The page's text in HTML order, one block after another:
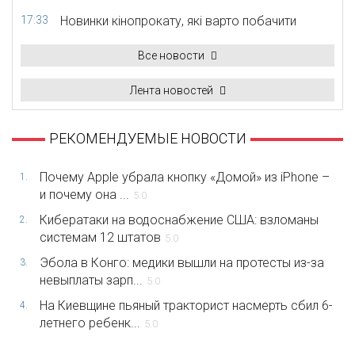
17:33 Новинки кінопрокату, які варто побачити
Все новости
Лента новостей
РЕКОМЕНДУЕМЫЕ НОВОСТИ
1.
Почему Apple убрала кнопку «Домой» из iPhone –
и почему она ... 5.0
2.
Кибератаки на водоснабжение США: взломаны
системам 12 штатов 5.0
3.
Эбола в Конго: медики вышли на протесты из-за
невыплаты зарп... 5.0
4.
На Киевщине пьяный тракторист насмерть сбил 6-
летнего ребенк... 5.0